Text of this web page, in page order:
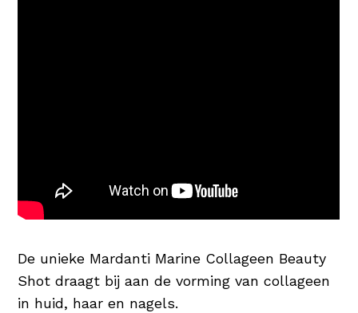
De unieke Mardanti Marine Collageen Beauty
Shot draagt bij aan de vorming van collageen
in huid, haar en nagels.